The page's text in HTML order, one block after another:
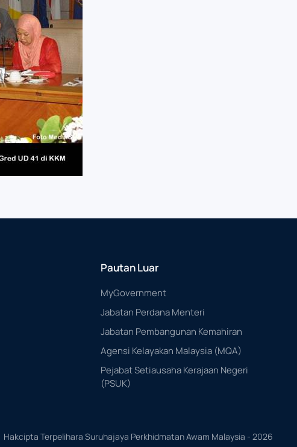
Pautan Luar
MyGovernment
Jabatan Perdana Menteri
Jabatan Pembangunan Kemahiran
Agensi Kelayakan Malaysia (MQA)
Pejabat Setiausaha Kerajaan Negeri
(PSUK)
Hakcipta Terpelihara Suruhajaya Perkhidmatan Awam Malaysia - 2026